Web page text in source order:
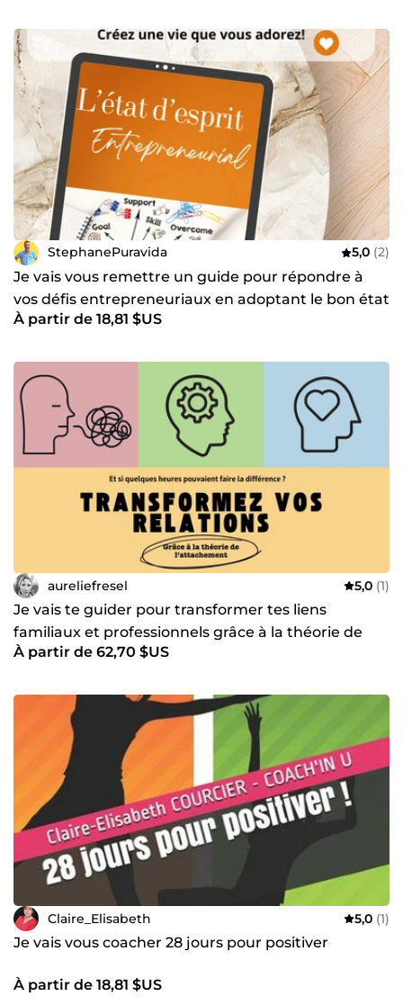
StephanePuravida 5,0 (2)
Je vais vous remettre un guide pour répondre à
vos défis entrepreneuriaux en adoptant le bon état
d'esprit
À partir de 18,81 $US
aureliefresel 5,0 (1)
Je vais te guider pour transformer tes liens
familiaux et professionnels grâce à la théorie de
l'attachement
À partir de 62,70 $US
Claire_Elisabeth 5,0 (1)
Je vais vous coacher 28 jours pour positiver
À partir de 18,81 $US